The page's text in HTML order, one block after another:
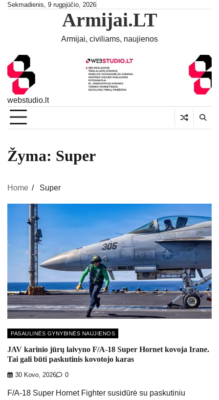
SkipSekmadienis, 9 rugpjūčio, 2026
Armijai.LT
Armijai, civiliams, naujienos
webstudio.lt
Žyma: Super
Home Super
PASAULINĖS GYNYBINĖS NAUJIENOS
JAV karinio jūrų laivyno F/A-18 Super Hornet kovoja Irane.
Tai gali būti paskutinis kovotojo karas
30 Kovo, 2026 0
F/A-18 Super Hornet Fighter susidūrė su paskutiniu